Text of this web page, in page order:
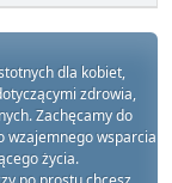
dla kobiet,
zdrowia,
Zachęcamy do
wzajemnego wsparcia
życia.